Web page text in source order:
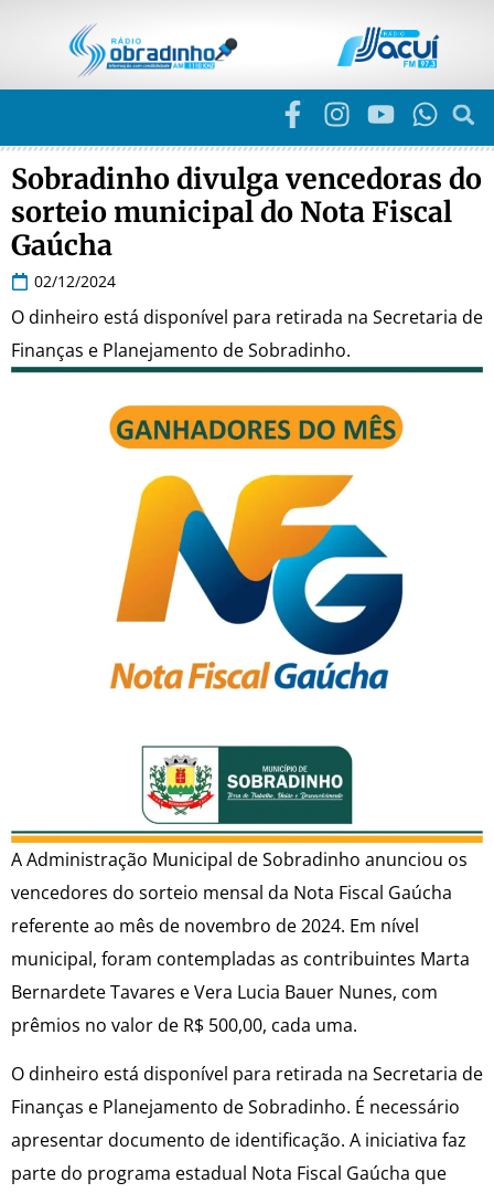
Sobradinho divulga vencedoras do
sorteio municipal do Nota Fiscal
Gaúcha
02/12/2024
O dinheiro está disponível para retirada na Secretaria de
Finanças e Planejamento de Sobradinho.
A Administração Municipal de Sobradinho anunciou os
vencedores do sorteio mensal da Nota Fiscal Gaúcha
referente ao mês de novembro de 2024. Em nível
municipal, foram contempladas as contribuintes Marta
Bernardete Tavares e Vera Lucia Bauer Nunes, com
prêmios no valor de R$ 500,00, cada uma.
O dinheiro está disponível para retirada na Secretaria de
Finanças e Planejamento de Sobradinho. É necessário
apresentar documento de identificação. A iniciativa faz
parte do programa estadual Nota Fiscal Gaúcha que